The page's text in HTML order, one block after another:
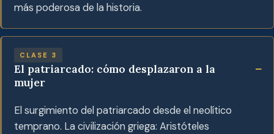
más poderosa de la historia.
CLASE 3
El patriarcado: cómo desplazaron a la
mujer
El surgimiento del patriarcado desde el neolítico
temprano. La civilización griega: Aristóteles